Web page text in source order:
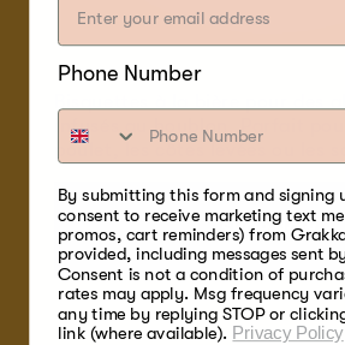
infusés au houblon. Parfait
poulet, les côtes levées ou les
SHOP NOW
Phone Number
By submitting this form and signing
consent to receive marketing text
promos, cart reminders) from
provided, including messages sent
Consent is not a condition of
rates may apply. Msg frequency
any time by replying STOP or
link (where available). Privacy Policy